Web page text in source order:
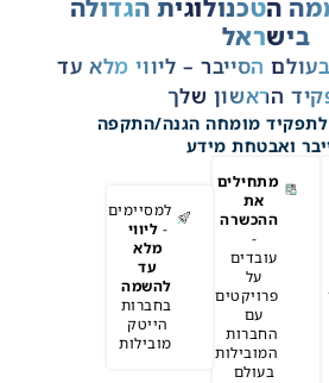
הגדולה
– ליווי מלא עד
שלך
הגנה/התקפה
מידע
למסיימים
-ליווי
מלא
עד
להשמה
בחברות
הייטק
מובילות